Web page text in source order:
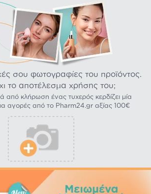
σου φωτογραφίες του προϊόντος.
το αποτέλεσμα χρήσης του;
από κλήρωση ένας τυχερός κερδίζει μία
αγορές από το Pharm24.gr αξίας 100€